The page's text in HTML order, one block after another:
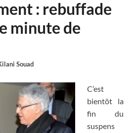
: rebuffade
minute de
Souad
C’est
bientôt la
fin du
suspens